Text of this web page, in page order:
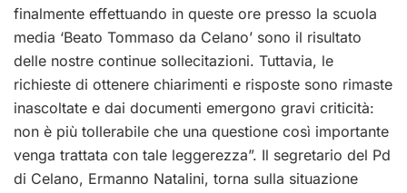
finalmente effettuando in queste ore presso la scuola
media ‘Beato Tommaso da Celano’ sono il risultato
delle nostre continue sollecitazioni. Tuttavia, le
richieste di ottenere chiarimenti e risposte sono rimaste
inascoltate e dai documenti emergono gravi criticità:
non è più tollerabile che una questione così importante
venga trattata con tale leggerezza”. Il segretario del Pd
di Celano, Ermanno Natalini, torna sulla situazione